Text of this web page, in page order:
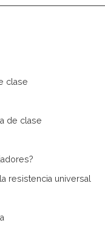
clase
de clase
resistencia universal